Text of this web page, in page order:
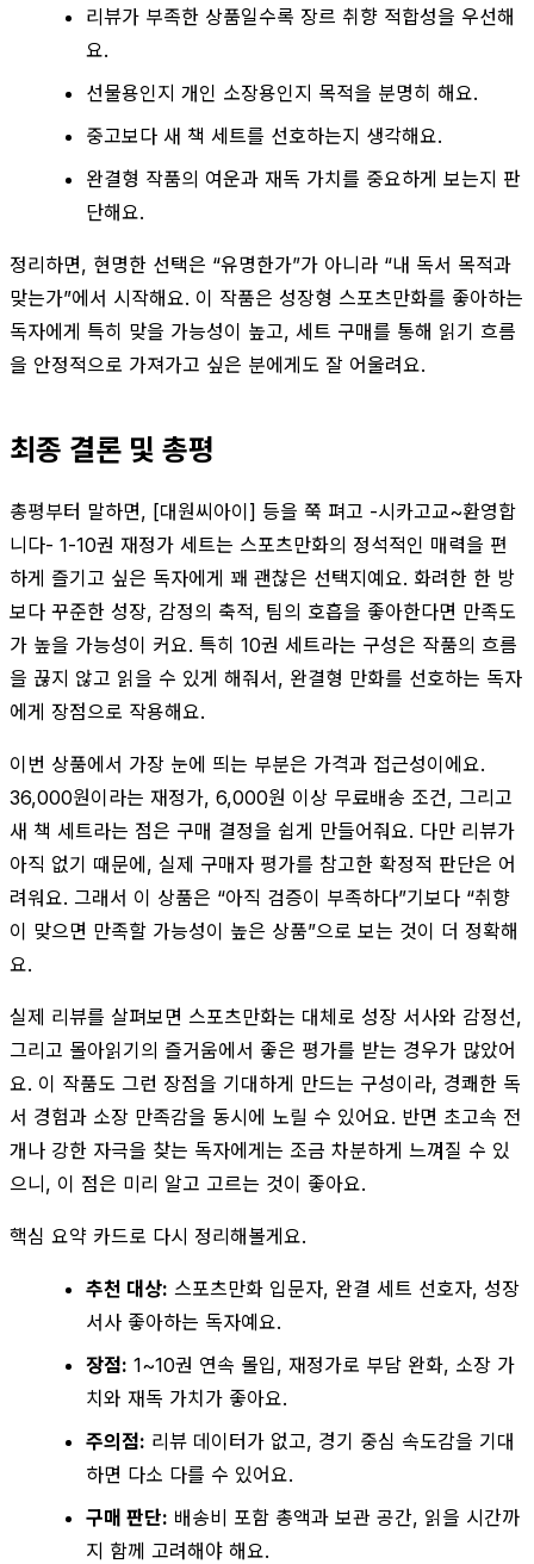
리뷰가 부족한 상품일수록 장르 취향 적합성을 우선해
요.
선물용인지 개인 소장용인지 목적을 분명히 해요.
중고보다 새 책 세트를 선호하는지 생각해요.
완결형 작품의 여운과 재독 가치를 중요하게 보는지 판
단해요.
정리하면, 현명한 선택은 “유명한가”가 아니라 “내 독서 목적과
맞는가”에서 시작해요. 이 작품은 성장형 스포츠만화를 좋아하는
독자에게 특히 맞을 가능성이 높고, 세트 구매를 통해 읽기 흐름
을 안정적으로 가져가고 싶은 분에게도 잘 어울려요.
최종 결론 및 총평
총평부터 말하면, [대원씨아이] 등을 쭉 펴고 -시카고교~환영합
니다- 1-10권 재정가 세트는 스포츠만화의 정석적인 매력을 편
하게 즐기고 싶은 독자에게 꽤 괜찮은 선택지예요. 화려한 한 방
보다 꾸준한 성장, 감정의 축적, 팀의 호흡을 좋아한다면 만족도
가 높을 가능성이 커요. 특히 10권 세트라는 구성은 작품의 흐름
을 끊지 않고 읽을 수 있게 해줘서, 완결형 만화를 선호하는 독자
에게 장점으로 작용해요.
이번 상품에서 가장 눈에 띄는 부분은 가격과 접근성이에요.
36,000원이라는 재정가, 6,000원 이상 무료배송 조건, 그리고
새 책 세트라는 점은 구매 결정을 쉽게 만들어줘요. 다만 리뷰가
아직 없기 때문에, 실제 구매자 평가를 참고한 확정적 판단은 어
려워요. 그래서 이 상품은 “아직 검증이 부족하다”기보다 “취향
이 맞으면 만족할 가능성이 높은 상품”으로 보는 것이 더 정확해
요.
실제 리뷰를 살펴보면 스포츠만화는 대체로 성장 서사와 감정선,
그리고 몰아읽기의 즐거움에서 좋은 평가를 받는 경우가 많았어
요. 이 작품도 그런 장점을 기대하게 만드는 구성이라, 경쾌한 독
서 경험과 소장 만족감을 동시에 노릴 수 있어요. 반면 초고속 전
개나 강한 자극을 찾는 독자에게는 조금 차분하게 느껴질 수 있
으니, 이 점은 미리 알고 고르는 것이 좋아요.
핵심 요약 카드로 다시 정리해볼게요.
추천 대상: 스포츠만화 입문자, 완결 세트 선호자, 성장
서사 좋아하는 독자예요.
장점: 1~10권 연속 몰입, 재정가로 부담 완화, 소장 가
치와 재독 가치가 좋아요.
주의점: 리뷰 데이터가 없고, 경기 중심 속도감을 기대
하면 다소 다를 수 있어요.
구매 판단: 배송비 포함 총액과 보관 공간, 읽을 시간까
지 함께 고려해야 해요.